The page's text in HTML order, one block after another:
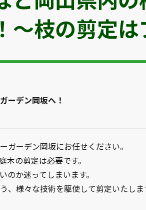
～枝の剪定
ーデン岡坂へ！
ガーデン岡坂にお任せください。
の剪定は必要です。
か迷ってしまいます。
、様々な技術を駆使して剪定いたしま